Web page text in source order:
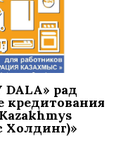
DALA» рад
кредитования
Холдинг)»